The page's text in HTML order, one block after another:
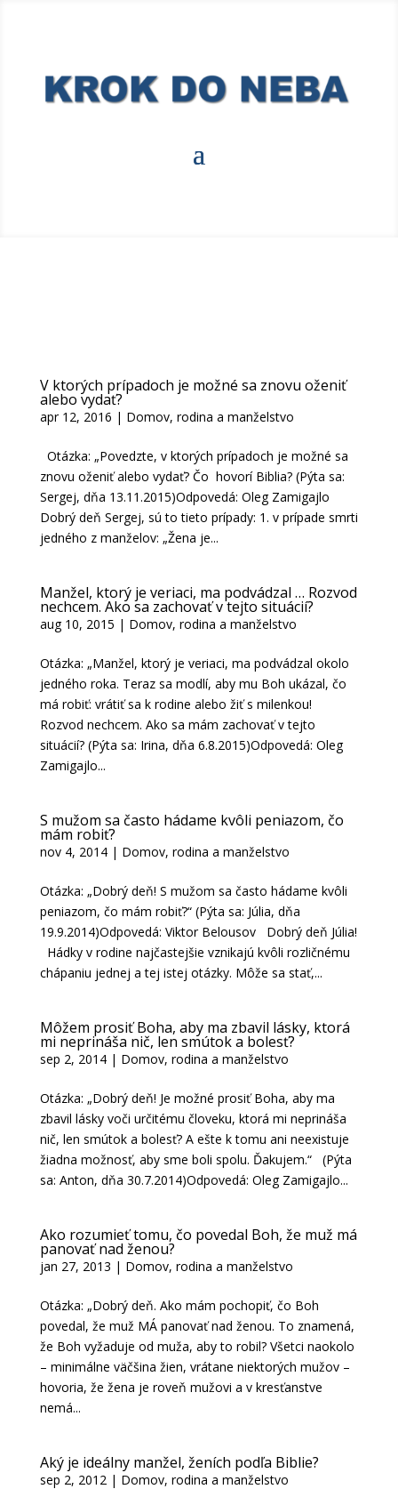
V ktorých prípadoch je možné sa znovu oženiť
alebo vydať?
apr 12, 2016 | Domov, rodina a manželstvo
Otázka: „Povedzte, v ktorých prípadoch je možné sa
znovu oženiť alebo vydať? Čo hovorí Biblia? (Pýta sa:
Sergej, dňa 13.11.2015)Odpovedá: Oleg Zamigajlo
Dobrý deň Sergej, sú to tieto prípady: 1. v prípade smrti
jedného z manželov: „Žena je...
Manžel, ktorý je veriaci, ma podvádzal … Rozvod
nechcem. Ako sa zachovať v tejto situácií?
aug 10, 2015 | Domov, rodina a manželstvo
Otázka: „Manžel, ktorý je veriaci, ma podvádzal okolo
jedného roka. Teraz sa modlí, aby mu Boh ukázal, čo
má robiť: vrátiť sa k rodine alebo žiť s milenkou!
Rozvod nechcem. Ako sa mám zachovať v tejto
situácií? (Pýta sa: Irina, dňa 6.8.2015)Odpovedá: Oleg
Zamigajlo...
S mužom sa často hádame kvôli peniazom, čo
mám robiť?
nov 4, 2014| Domov, rodina a manželstvo
Otázka: „Dobrý deň! S mužom sa často hádame kvôli
peniazom, čo mám robiť?“ (Pýta sa: Júlia, dňa
19.9.2014)Odpovedá: Viktor Belousov Dobrý deň Júlia!
Hádky v rodine najčastejšie vznikajú kvôli rozličnému
chápaniu jednej a tej istej otázky. Môže sa stať,...
Môžem prosiť Boha, aby ma zbavil lásky, ktorá
mi neprináša nič, len smútok a bolesť?
sep 2, 2014| Domov, rodina a manželstvo
Otázka: „Dobrý deň! Je možné prosiť Boha, aby ma
zbavil lásky voči určitému človeku, ktorá mi neprináša
nič, len smútok a bolesť? A ešte k tomu ani neexistuje
žiadna možnosť, aby sme boli spolu. Ďakujem.“ (Pýta
sa: Anton, dňa 30.7.2014)Odpovedá: Oleg Zamigajlo...
Ako rozumieť tomu, čo povedal Boh, že muž má
panovať nad ženou?
jan 27, 2013 | Domov, rodina a manželstvo
Otázka: „Dobrý deň. Ako mám pochopiť, čo Boh
povedal, že muž MÁ panovať nad ženou. To znamená,
že Boh vyžaduje od muža, aby to robil? Všetci naokolo
– minimálne väčšina žien, vrátane niektorých mužov –
hovoria, že žena je roveň mužovi a v kresťanstve
nemá...
Aký je ideálny manžel, ženích podľa Biblie?
sep 2, 2012 | Domov, rodina a manželstvo